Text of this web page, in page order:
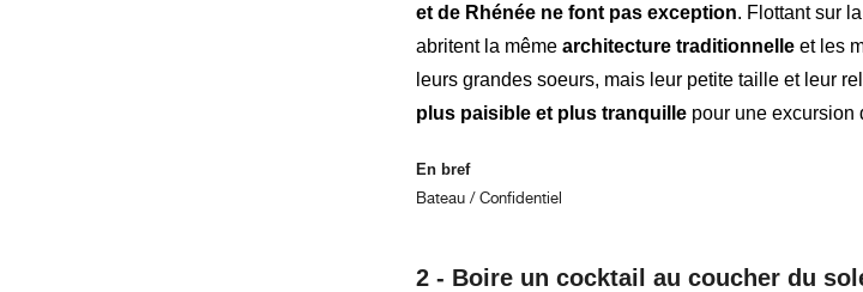
et de Rhénée ne font pas exception. Flottant sur
abritent la même architecture traditionnelle et les
leurs grandes soeurs, mais leur petite taille et leur
plus paisible et plus tranquille pour une excursion
En bref
Bateau / Confidentiel
2 - Boire un cocktail au coucher du